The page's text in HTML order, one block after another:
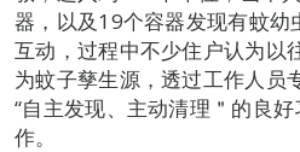
器，以及19个容器发现有蚊幼
互动，过程中不少住户认为以
为蚊子孳生源，透过工作人员
“自主发现、主动清理＂的良
作。